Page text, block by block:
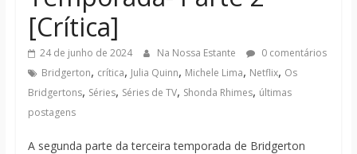
[Crítica]
24 de junho de 2024 Na Nossa Estante
0 comentários
Bridgerton, crítica, Julia Quinn, Michele Lima, Netflix, Os
Bridgertons, Séries, Séries de TV, Shonda Rhimes, últimas
postagens
A segunda parte da terceira temporada de Bridgerton